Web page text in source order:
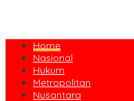
Home
Nasional
Hukum
Metropolitan
Nusantara